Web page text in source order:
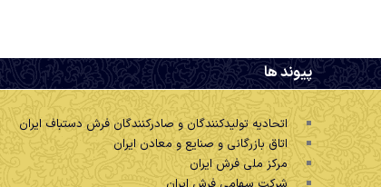
.پیوند ها
اتحادیه تولیدکنندگان و صادرکنندگان فرش دستباف ایران
اتاق بازرگانی و صنایع و معادن ایران
مرکز ملی فرش ایران